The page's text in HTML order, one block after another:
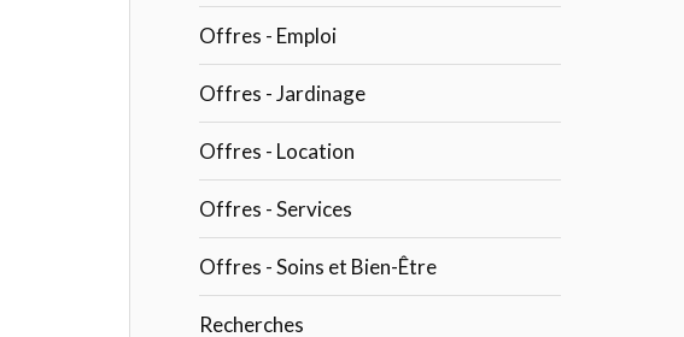
Offres - Emploi
Offres - Jardinage
Offres - Location
Offres - Services
Offres - Soins et Bien-Être
Recherches